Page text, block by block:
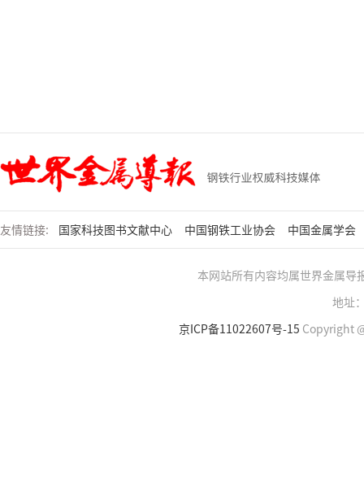
友情链接: 国家科技图书文献中心 中国钢铁工业协会 中国金属学会
本网站所有内容均属世界金属导
地址
京ICP备11022607号-15 Copyright